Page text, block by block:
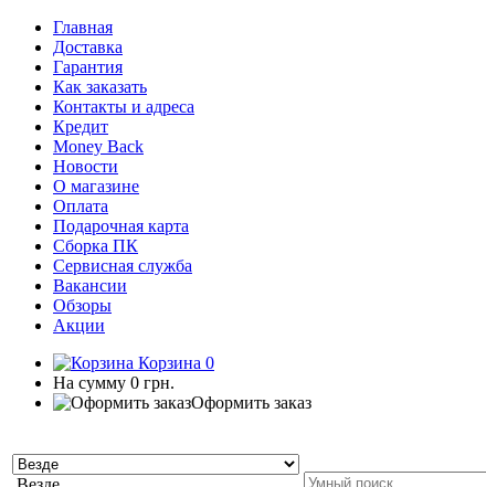
Главная
Доставка
Гарантия
Как заказать
Контакты и адреса
Кредит
Money Back
Новости
О магазине
Оплата
Подарочная карта
Сборка ПК
Сервисная служба
Вакансии
Обзоры
Акции
Корзина 0
На сумму 0 грн.
Оформить заказ